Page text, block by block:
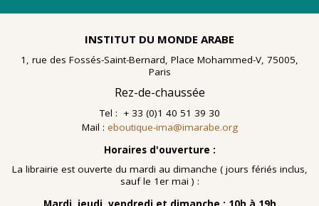
INSTITUT DU MONDE ARABE
1, rue des Fossés-Saint-Bernard, Place Mohammed-V, 75005,
Paris
Rez-de-chaussée
Tel : + 33 (0)1 40 51 39 30
Mail : eboutique-ima@imarabe.org
Horaires d'ouverture :
La librairie est ouverte du mardi au dimanche ( jours fériés inclus,
sauf le 1er mai ) :